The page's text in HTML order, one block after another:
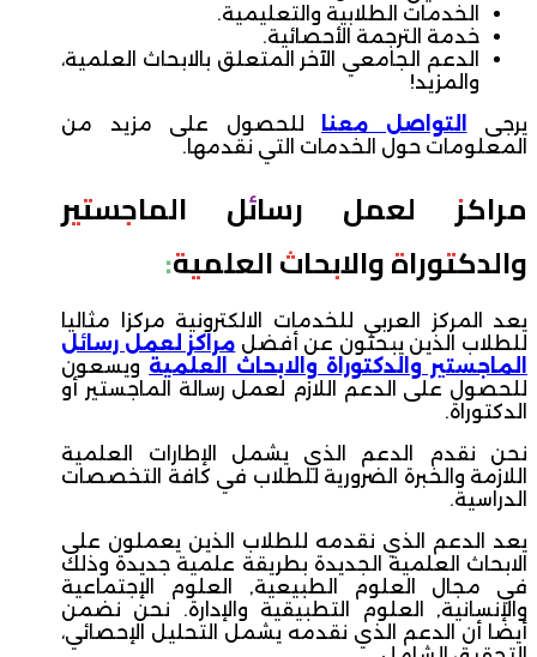
الخدمات الطلابية والتعليمية.
خدمة الترجمة الأحصائية.
الدعم الجامعي الآخر المتعلق بالابحاث العلمية،
والمزيد!
يرجى
التواصل معنا
للحصول على مزيد من
المعلومات حول الخدمات التي نقدمها.
مراكز لعمل رسائل الماجستير
والدكتوراة والابحاث العلمية:
يعد المركز العربي للخدمات الالكترونية مركزا مثاليا
للطلاب الذين يبحثون عن أفضل مراكز لعمل رسائل
الماجستير والدكتوراة والابحاث العلمية ويسعون
للحصول على الدعم اللازم لعمل رسالة الماجستير أو
الدكتوراة.
نحن نقدم الدعم الذي يشمل الإطارات العلمية
اللازمة والخبرة الضرورية للطلاب في كافة التخصصات
الدراسية.
يعد الدعم الذي نقدمه للطلاب الذين يعملون على
الابحاث العلمية الجديدة بطريقة علمية جديدة وذلك
في مجال العلوم الطبيعية, العلوم الإجتماعية
والإنسانية, العلوم التطبيقية والإدارة. نحن نضمن
أيضا أن الدعم الذي نقدمه يشمل التحليل الإحصائي،